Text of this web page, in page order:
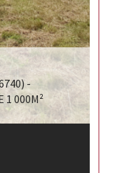
-
1 000M²